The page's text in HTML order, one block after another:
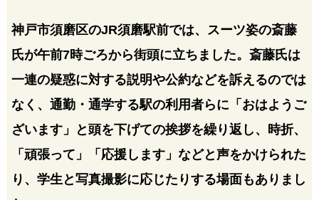
神戸市須磨区のJR須磨駅前では、スーツ姿の斎藤
氏が午前7時ごろから街頭に立ちました。斎藤氏は
一連の疑惑に対する説明や公約などを訴えるのでは
なく、通勤・通学する駅の利用者らに「おはようご
ざいます」と頭を下げての挨拶を繰り返し、時折、
「頑張って」「応援します」などと声をかけられた
り、学生と写真撮影に応じたりする場面もありまし